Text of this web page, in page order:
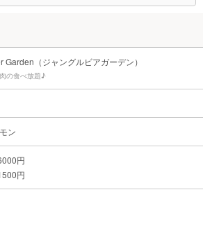
Garden（ジャングルビアガーデン）
の食べ放題♪
ン
円
円